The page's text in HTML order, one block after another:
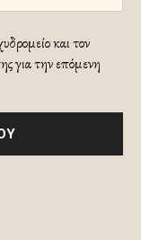
και τον
για την επόμενη